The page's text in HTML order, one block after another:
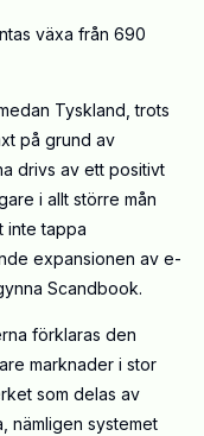
växa från 690
Tyskland, trots
på grund av
drivs av ett positivt
i allt större mån
inte tappa
expansionen av e-
Scandbook.
förklaras den
marknader i stor
som delas av
nämligen systemet